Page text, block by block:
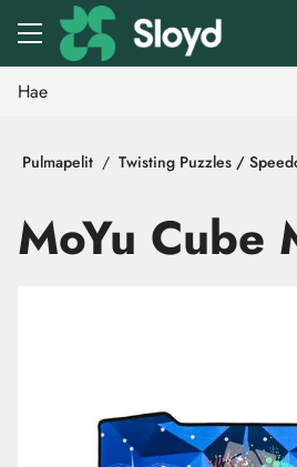
Siirry pääsisältöön
Pulmapelit Twisting Puzzles /
MoYu Cube